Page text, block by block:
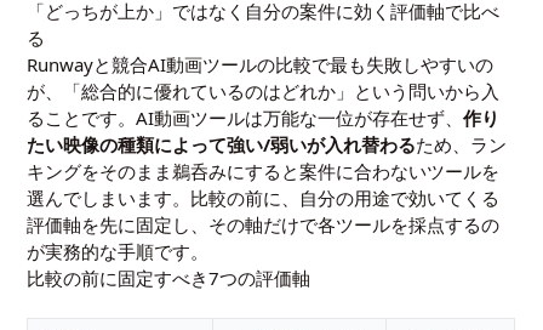
「どっちが上か」ではなく自分の案件に効く評価軸で比べ
る
Runwayと競合AI動画ツールの比較で最も失敗しやすいの
が、「総合的に優れているのはどれか」という問いから入
ることです。AI動画ツールは万能な一位が存在せず、作り
たい映像の種類によって強い/弱いが入れ替わるため、ラン
キングをそのまま鵜呑みにすると案件に合わないツールを
選んでしまいます。比較の前に、自分の用途で効いてくる
評価軸を先に固定し、その軸だけで各ツールを採点するの
が実務的な手順です。
比較の前に固定すべき7つの評価軸